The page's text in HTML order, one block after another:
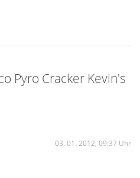
Pyro Cracker Kevin's
03. 01. 2012, 09:37 Uhr